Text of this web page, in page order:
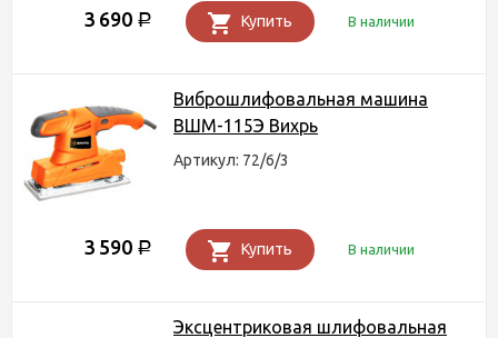
3 690 Р Купить В наличии
Виброшлифовальная машина
ВШМ-115Э Вихрь
Артикул: 72/6/3
3 590 Р Купить В наличии
Эксцентриковая шлифовальная